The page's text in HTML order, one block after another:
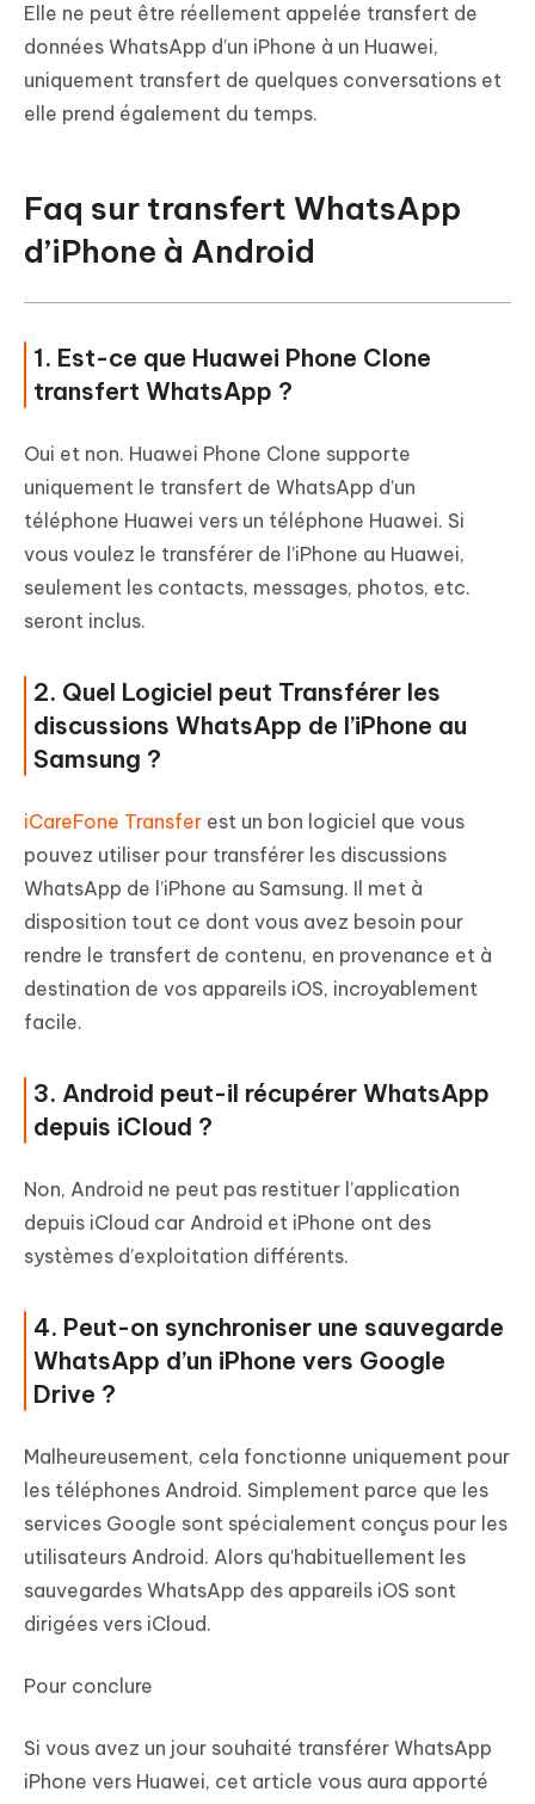
Elle ne peut être réellement appelée transfert de
données WhatsApp d’un iPhone à un Huawei,
uniquement transfert de quelques conversations et
elle prend également du temps.
Faq sur transfert WhatsApp
d’iPhone à Android
1. Est-ce que Huawei Phone Clone
transfert WhatsApp ?
Oui et non. Huawei Phone Clone supporte
uniquement le transfert de WhatsApp d’un
téléphone Huawei vers un téléphone Huawei. Si
vous voulez le transférer de l’iPhone au Huawei,
seulement les contacts, messages, photos, etc.
seront inclus.
2. Quel Logiciel peut Transférer les
discussions WhatsApp de l’iPhone au
Samsung ?
iCareFone Transfer est un bon logiciel que vous
pouvez utiliser pour transférer les discussions
WhatsApp de l’iPhone au Samsung. Il met à
disposition tout ce dont vous avez besoin pour
rendre le transfert de contenu, en provenance et à
destination de vos appareils iOS, incroyablement
facile.
3. Android peut-il récupérer WhatsApp
depuis iCloud ?
Non, Android ne peut pas restituer l’application
depuis iCloud car Android et iPhone ont des
systèmes d’exploitation différents.
4. Peut-on synchroniser une sauvegarde
WhatsApp d’un iPhone vers Google
Drive ?
Malheureusement, cela fonctionne uniquement pour
les téléphones Android. Simplement parce que les
services Google sont spécialement conçus pour les
utilisateurs Android. Alors qu’habituellement les
sauvegardes WhatsApp des appareils iOS sont
dirigées vers iCloud.
Pour conclure
Si vous avez un jour souhaité transférer WhatsApp
iPhone vers Huawei, cet article vous aura apporté